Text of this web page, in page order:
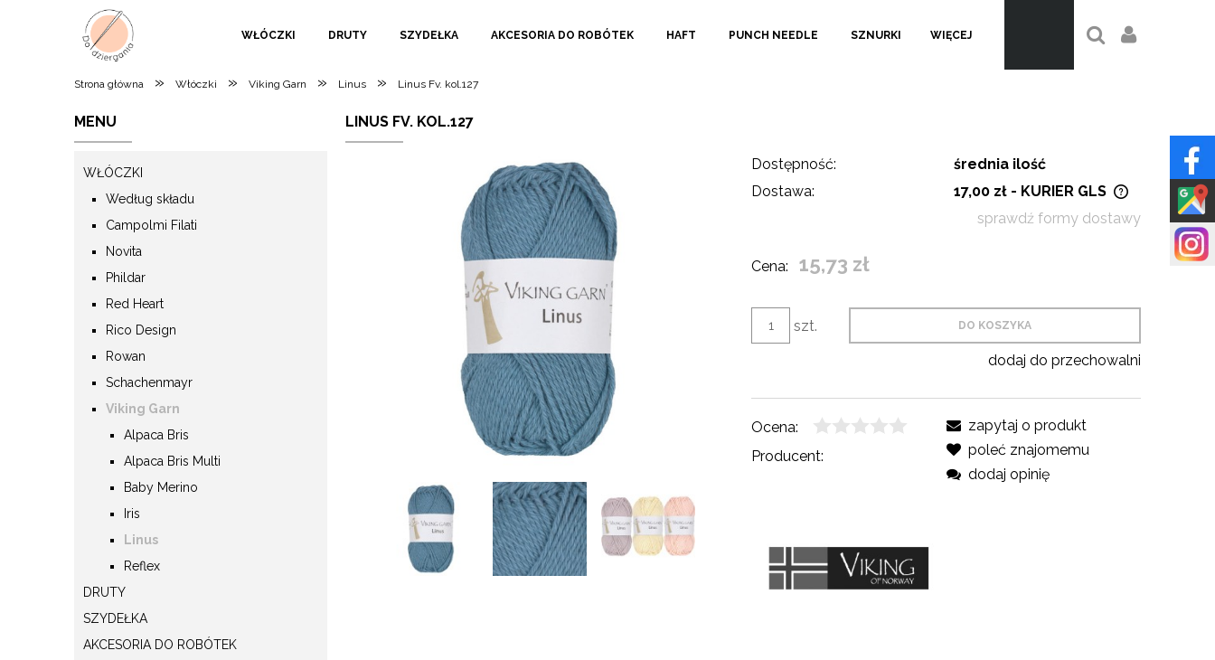
WŁÓCZKI DRUTY SZYDEŁKA AKCESORIA DO ROBÓTEK HAFT PUNCH NEEDLE SZNURKI WIĘCEJ
Strona główna » Włóczki » Viking Garn » Linus » Linus Fv. kol.127
MENU
WŁÓCZKI
Według składu
Campolmi Filati
Novita
Phildar
Red Heart
Rico Design
Rowan
Schachenmayr
Viking Garn
Alpaca Bris
Alpaca Bris Multi
Baby Merino
Iris
Linus
Reflex
DRUTY
SZYDEŁKA
AKCESORIA DO ROBÓTEK
LINUS FV. KOL.127
Dostępność:
średnia ilość
Dostawa:
17,00 zł - KURIER GLS
sprawdź formy dostawy
Cena: 15,73 zł
szt. DO KOSZYKA
dodaj do przechowalni
Ocena:
Producent:
zapytaj o produkt
poleć znajomemu
dodaj opinię